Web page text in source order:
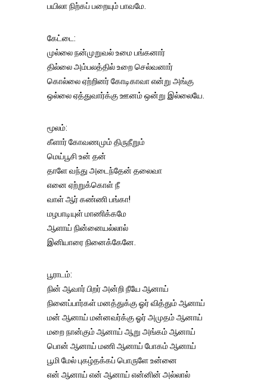
பயிலா நிற்கப் பறையும் பாவமே.
கேட்டை:
முல்லை நன்முறுவல் உமை பங்கனார்
தில்லை அம்பலத்தில் உறை செல்வனார்
கொல்லை ஏற்றினர் கோடிகாவா என்று அங்கு
ஒல்லை ஏத்துவார்க்கு ஊனம் ஒன்று இல்லையே.
மூலம்:
கீளார் கோவணமும் திருநீறும்
மெய்பூசி உன் தன்
தாளே வந்து அடைந்தேன் தலைவா
எனை ஏற்றுக்கொள் நீ
வாள் ஆர் கண்ணி பங்கா!
மழபாடியுள் மாணிக்கமே
ஆளாய் நின்னையல்லால்
இனியாரை நினைக்கேனே.
பூராடம்:
நின் ஆவார் பிறர் அன்றி நீயே ஆனாய்
நினைப்பார்கள் மனத்துக்கு ஓர் வித்தும் ஆனாய்
மன் ஆனாய் மன்னவர்க்கு ஓர் அமுதம் ஆனாய்
மறை நான்கும் ஆனாய் ஆறு அங்கம் ஆனாய்
பொன் ஆனாய் மணி ஆனாய் போகம் ஆனாய்
பூமி மேல் புகழ்தக்கப் பொருளே உன்னை
என் ஆனாய் என் ஆனாய் என்னின் அல்லால்